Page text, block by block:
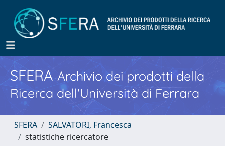
SFERA Archivio dei prodotti della
Ricerca dell'Università di Ferrara
SFERA
SALVATORI, Francesca
statistiche ricercatore